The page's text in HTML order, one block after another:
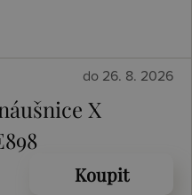
do 26. 8. 2026
X
Koupit